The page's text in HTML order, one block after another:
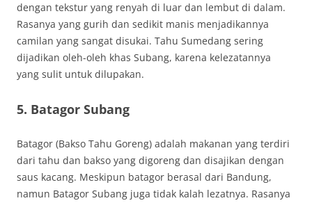
dengan tekstur yang renyah di luar dan lembut di dalam.
Rasanya yang gurih dan sedikit manis menjadikannya
camilan yang sangat disukai. Tahu Sumedang sering
dijadikan oleh-oleh khas Subang, karena kelezatannya
yang sulit untuk dilupakan.
5. Batagor Subang
Batagor (Bakso Tahu Goreng) adalah makanan yang terdiri
dari tahu dan bakso yang digoreng dan disajikan dengan
saus kacang. Meskipun batagor berasal dari Bandung,
namun Batagor Subang juga tidak kalah lezatnya. Rasanya